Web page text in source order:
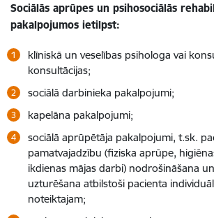
Sociālās aprūpes un psihosociālās
pakalpojumos ietilpst:
klīniskā un veselības psihologa vai
konsultācijas;
sociālā darbinieka pakalpojumi;
kapelāna pakalpojumi;
sociālā aprūpētāja pakalpojumi, t.sk.
pamatvajadzību (fiziska aprūpe,
ikdienas mājas darbi) nodrošināšana
uzturēšana atbilstoši pacienta
noteiktajam;